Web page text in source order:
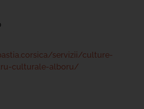
servizii/culture-
culturale-alboru/